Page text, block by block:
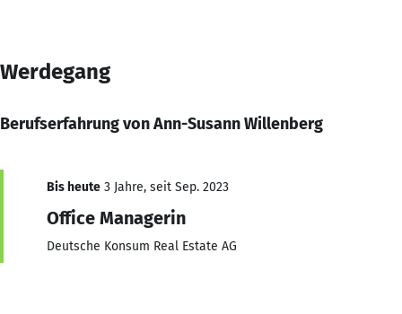
Werdegang
Berufserfahrung von Ann-Susann Willenberg
Bis heute 3 Jahre, seit Sep. 2023
Office Managerin
Deutsche Konsum Real Estate AG